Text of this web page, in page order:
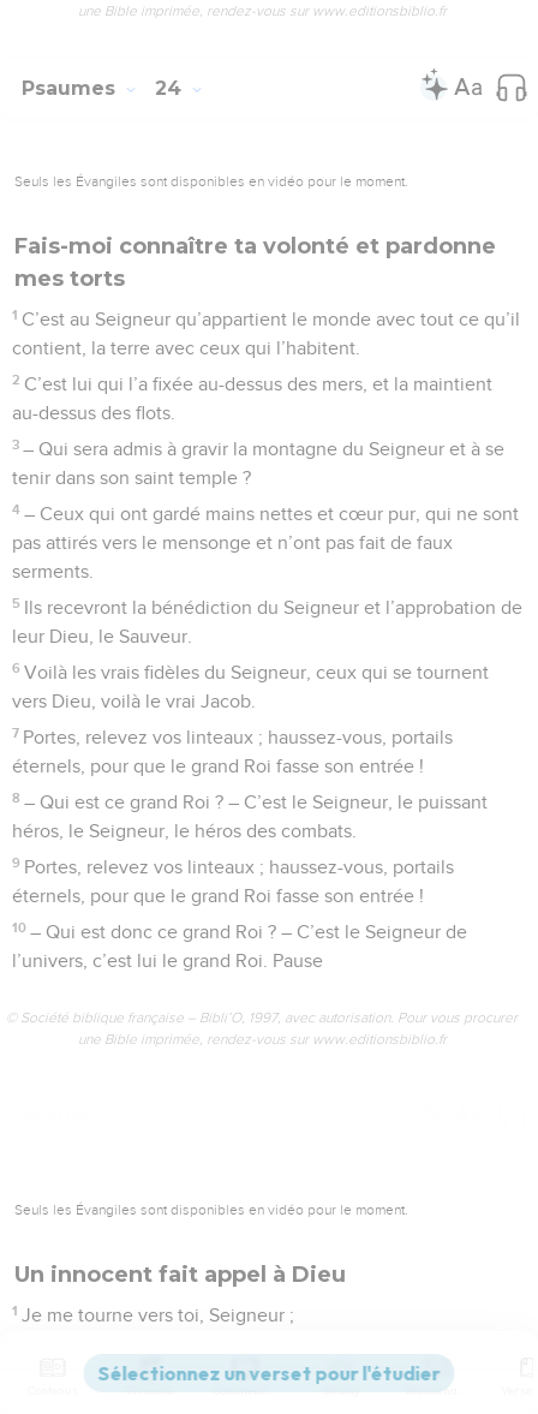
une Bible imprimée, rendez-vous sur www.editionsbiblio.fr
Psaumes 24
Seuls les Évangiles sont disponibles en vidéo pour le moment.
Fais-moi connaître ta volonté et pardonne
mes torts
1 C’est au Seigneur qu’appartient le monde avec tout ce qu’il
contient, la terre avec ceux qui l’habitent.
2 C’est lui qui l’a fixée au-dessus des mers, et la maintient
au-dessus des flots.
3 – Qui sera admis à gravir la montagne du Seigneur et à se
tenir dans son saint temple ?
4 – Ceux qui ont gardé mains nettes et cœur pur, qui ne sont
pas attirés vers le mensonge et n’ont pas fait de faux
serments.
5 Ils recevront la bénédiction du Seigneur et l’approbation de
leur Dieu, le Sauveur.
6 Voilà les vrais fidèles du Seigneur, ceux qui se tournent
vers Dieu, voilà le vrai Jacob.
7 Portes, relevez vos linteaux ; haussez-vous, portails
éternels, pour que le grand Roi fasse son entrée !
8 – Qui est ce grand Roi ? – C’est le Seigneur, le puissant
héros, le Seigneur, le héros des combats.
9 Portes, relevez vos linteaux ; haussez-vous, portails
éternels, pour que le grand Roi fasse son entrée !
10 – Qui est donc ce grand Roi ? – C’est le Seigneur de
l’univers, c’est lui le grand Roi. Pause
© Société biblique française – Bibli’O, 1997, avec autorisation. Pour vous procurer
une Bible imprimée, rendez-vous sur www.editionsbiblio.fr
Seuls les Évangiles sont disponibles en vidéo pour le moment.
Un innocent fait appel à Dieu
1 Je me tourne vers toi, Seigneur ;
mon Dieu, je me suis fié à toi, ne me laisse pas déçu. Ne
laisse pas mes ennemis crier victoire à mon sujet.
Versions Commentaires Strong